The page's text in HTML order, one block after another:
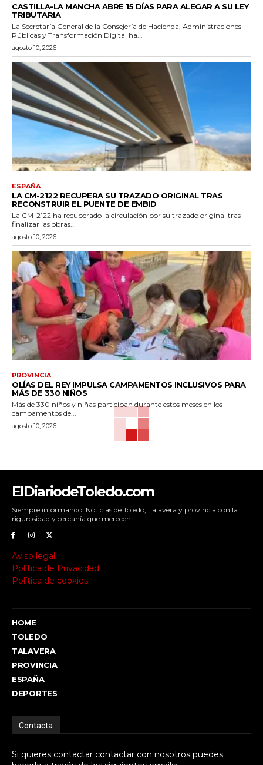
CASTILLA-LA MANCHA ABRE 15 DÍAS PARA ALEGAR A SU LEY
TRIBUTARIA
La Secretaría General de la Consejería de Hacienda, Administraciones
Públicas y Transformación Digital ha...
agosto 10, 2026
ESPAÑA
LA CM-2122 RECUPERA SU TRAZADO ORIGINAL TRAS
RECONSTRUIR EL PUENTE DE EMBID
La CM-2122 ha recuperado la circulación por su trazado original tras
finalizar las obras...
agosto 10, 2026
PROVINCIA
OLÍAS DEL REY IMPULSA CAMPAMENTOS INCLUSIVOS PARA
MÁS DE 330 NIÑOS
Más de 330 niños y niñas participan durante estos meses en los
campamentos de...
agosto 10, 2026
ElDiariodeToledo.com
Siempre informando. Noticias de Toledo, Talavera y provincia con la
rigurosidad y cercanía que merecen.
Aviso legal
Política de Privacidad
Política de cookies
HOME
TOLEDO
TALAVERA
PROVINCIA
ESPAÑA
DEPORTES
Contacta
Si quieres contactar contactar con nosotros puedes